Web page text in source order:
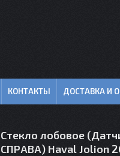
КОНТАКТЫ ДОСТАВКА И
Стекло лобовое
СПРАВА) Haval Jolion